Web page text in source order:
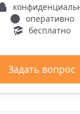
оперативно
бесплатно
Задать вопрос